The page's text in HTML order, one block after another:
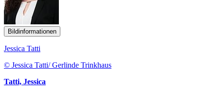
Bildinformationen
Jessica Tatti
© Jessica Tatti/ Gerlinde Trinkhaus
Tatti, Jessica